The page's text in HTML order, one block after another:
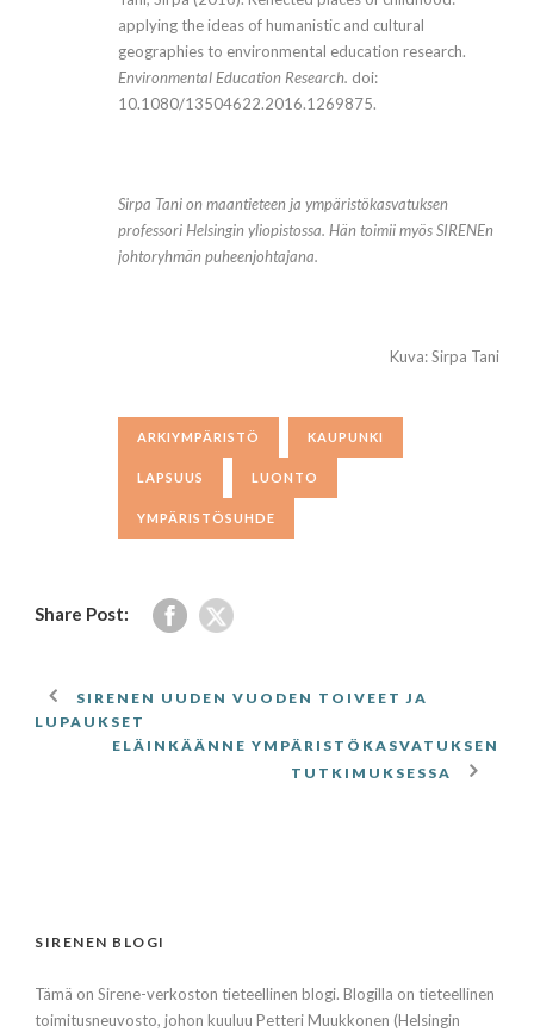
applying the ideas of humanistic and cultural
geographies to environmental education research.
Environmental Education Research. doi:
10.1080/13504622.2016.1269875.
Sirpa Tani on maantieteen ja ympäristökasvatuksen
professori Helsingin yliopistossa. Hän toimii myös SIRENEn
johtoryhmän puheenjohtajana.
Kuva: Sirpa Tani
ARKIYMPÄRISTÖ KAUPUNKI
LAPSUUS LUONTO
YMPÄRISTÖSUHDE
Share Post:
SIRENEN UUDEN VUODEN TOIVEET JA
LUPAUKSET
ELÄINKÄÄNNE YMPÄRISTÖKASVATUKSEN
TUTKIMUKSESSA
SIRENEN BLOGI
Tämä on Sirene-verkoston tieteellinen blogi. Blogilla on tieteellinen
toimitusneuvosto, johon kuuluu Petteri Muukkonen (Helsingin